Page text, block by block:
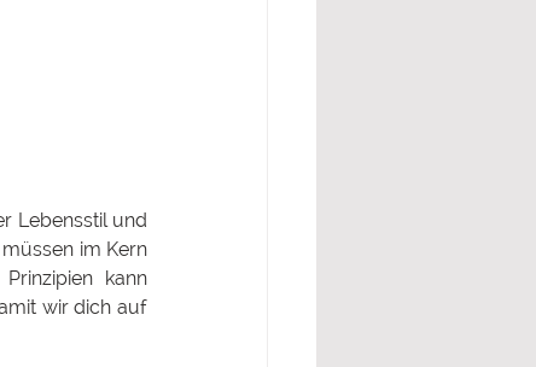
Lebensstil und
im Kern
kann
wir dich auf